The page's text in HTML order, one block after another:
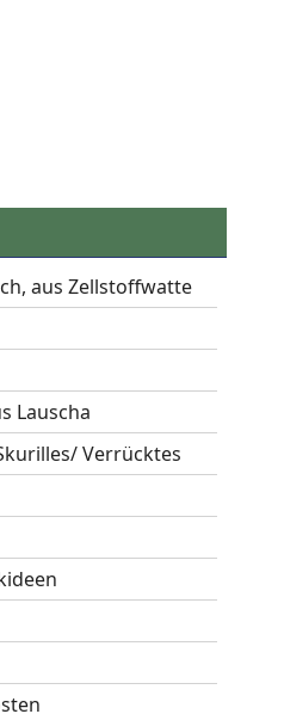
aus Zellstoffwatte
Lauscha
Verrücktes